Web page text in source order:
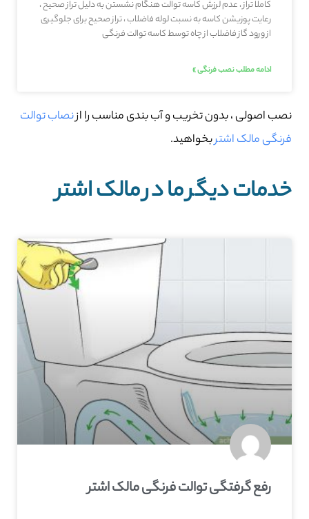
کاملا تراز ، عدم لرزش کاسه توالت هنگام نشستن به دلیل تراز صحیح ،
رعایت پوزیشن کاسه به نسبت لوله فاضلاب ، تراز صحیح برای جلوگیری
از ورود گاز فاضلاب از چاه توسط کاسه توالت فرنگی
ادامه مطلب نصب فرنگی »
نصب اصولی ، بدون تخریب و آب بندی مناسب را ازنصاب توالت
فرنگی مالک اشتربخواهید.
خدمات دیگر ما در مالک اشتر
رفع گرفتگی توالت فرنگی مالک اشتر